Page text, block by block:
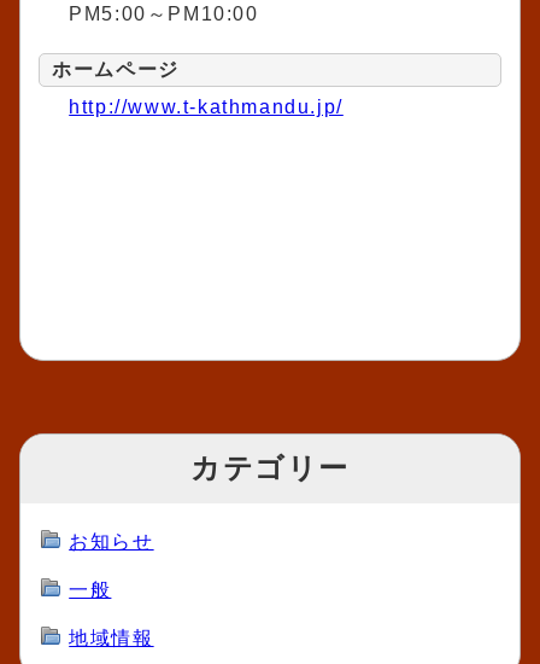
PM5:00～PM10:00
ホームページ
http://www.t-kathmandu.jp/
カテゴリー
お知らせ
一般
地域情報